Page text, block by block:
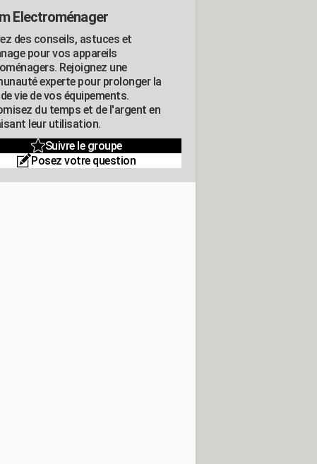
Electroménager
des conseils, astuces et
pour vos appareils
Rejoignez une
experte pour prolonger la
vie de vos équipements.
du temps et de l'argent en
leur utilisation.
Suivre le groupe
Posez votre question